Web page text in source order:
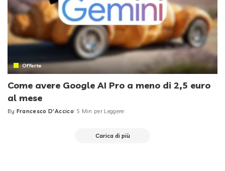
Offerte
Come avere Google AI Pro a meno di 2,5 euro
al mese
Posted
By Francesco D'Accico 5 Min per Leggere
Carica di più